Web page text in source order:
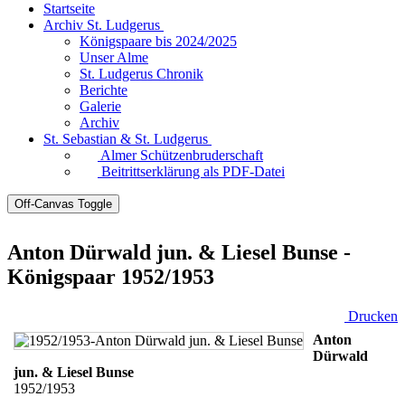
Startseite
Archiv St. Ludgerus
Königspaare bis 2024/2025
Unser Alme
St. Ludgerus Chronik
Berichte
Galerie
Archiv
St. Sebastian & St. Ludgerus
Almer Schützenbruderschaft
Beitrittserklärung als PDF-Datei
Off-Canvas Toggle
Anton Dürwald jun. & Liesel Bunse -
Königspaar 1952/1953
Drucken
Anton
Dürwald
jun. & Liesel Bunse
1952/1953